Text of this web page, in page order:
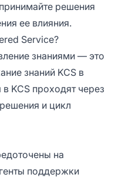
решения
ее влияния.
Service?
знаниями — это
знаний KCS в
KCS проходят через
и цикл
на
поддержки